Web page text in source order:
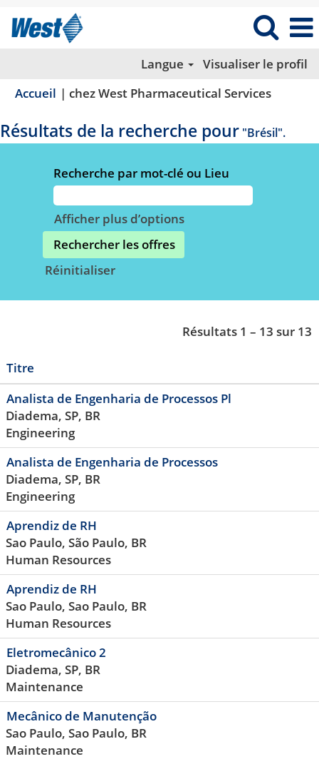
Langue
Visualiser le profil
Accueil | chez West Pharmaceutical Services(page
Résultats de la recherche pour "Brésil".
Recherche par mot-clé ou Lieu
Afficher plus d’options
Réinitialiser
Résultats 1 – 13 sur 13
Titre
Analista de Engenharia de Processos Pl
Diadema, SP, BR
Engineering
Analista de Engenharia de Processos
Diadema, SP, BR
Engineering
Aprendiz de RH
Sao Paulo, São Paulo, BR
Human Resources
Aprendiz de RH
Sao Paulo, Sao Paulo, BR
Human Resources
Eletromecânico 2
Diadema, SP, BR
Maintenance
Mecânico de Manutenção
Sao Paulo, Sao Paulo, BR
Maintenance